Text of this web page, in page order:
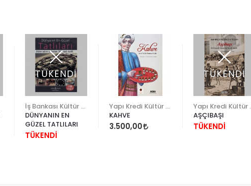
TÜKENDİ
DÜNYANIN EN
GÜZEL TATLILARI
TÜKENDİ
KAHVE
3.500,00
TÜKENDİ
AŞÇIBAŞI
TÜKENDİ